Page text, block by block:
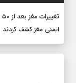
ایمنی مغز کشف کردند